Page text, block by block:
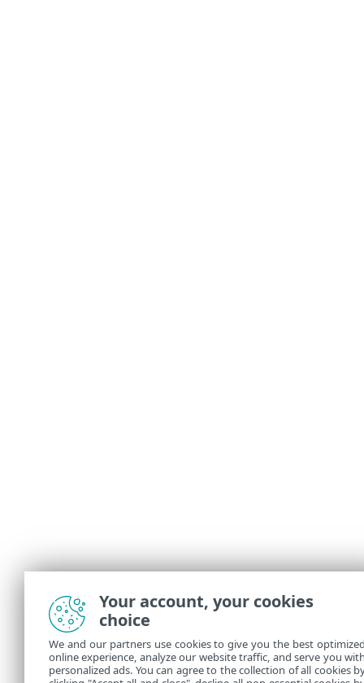
Your account, your cookies
choice
We and our partners use cookies to give you the best
online experience, analyze our website traffic, and serve you
personalized ads. You can agree to the collection of all cookies